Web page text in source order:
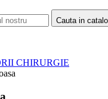
Cauta in
CHIRURGIE